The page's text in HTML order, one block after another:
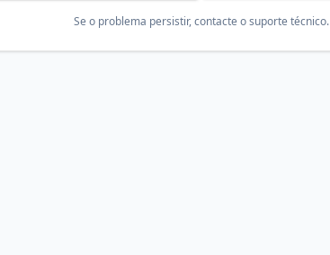
Se o problema persistir, contacte o suporte técnico.